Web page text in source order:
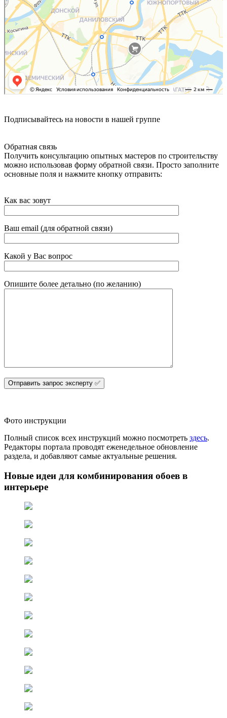
Подписывайтесь на новости в нашей группе
Обратная связь
Получить консультацию опытных мастеров по строительству
можно использовав форму обратной связи. Просто заполните
основные поля и нажмите кнопку отправить:
Как вас зовут
Ваш email (для обратной связи)
Какой у Вас вопрос
Опишите более детально (по желанию)
Фото инструкции
Полный список всех инструкций можно посмотреть здесь.
Редакторы портала проводят еженедельное обновление
раздела, и добавляют самые актуальные решения.
Новые идеи для комбинирования обоев в
интерьере